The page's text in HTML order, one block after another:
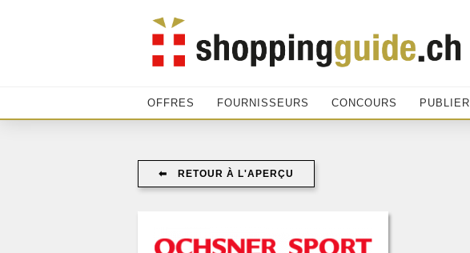
OFFRES FOURNISSEURS CONCOURS PUBLIER
⬅︎ RETOUR À L'APERÇU